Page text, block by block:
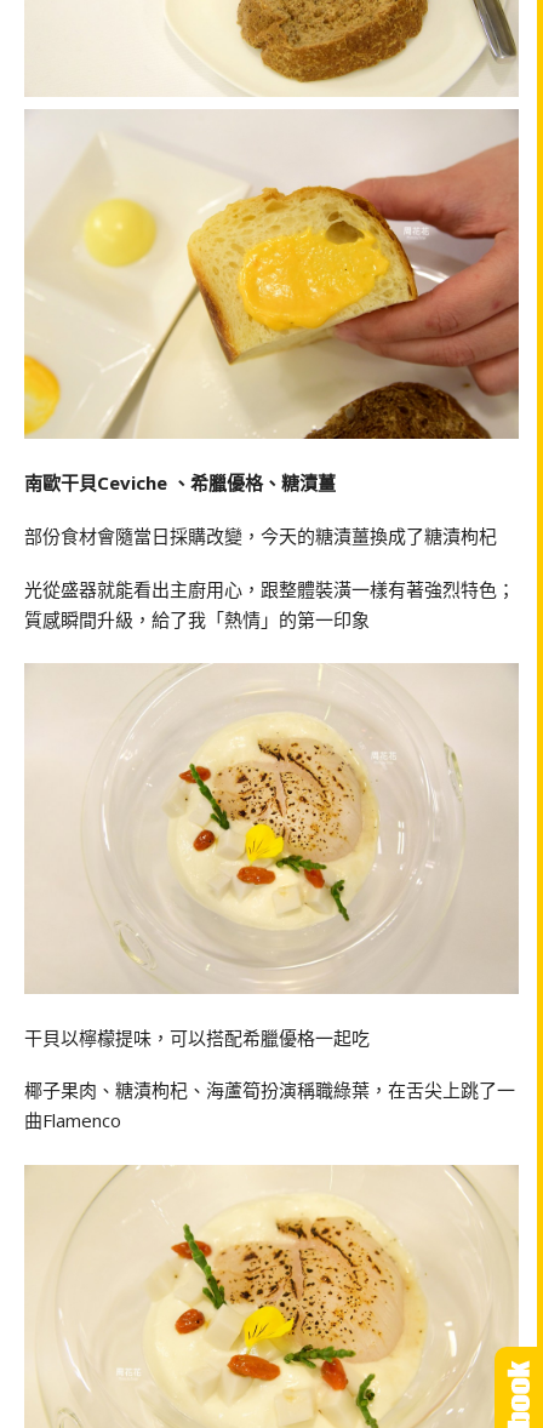
南歐干貝Ceviche 、希臘優格、糖漬薑
部份食材會隨當日採購改變，今天的糖漬薑換成了糖漬枸杞
光從盛器就能看出主廚用心，跟整體裝潢一樣有著強烈特色；
質感瞬間升級，給了我「熱情」的第一印象
干貝以檸檬提味，可以搭配希臘優格一起吃
椰子果肉、糖漬枸杞、海蘆筍扮演稱職綠葉，在舌尖上跳了一
曲Flamenco